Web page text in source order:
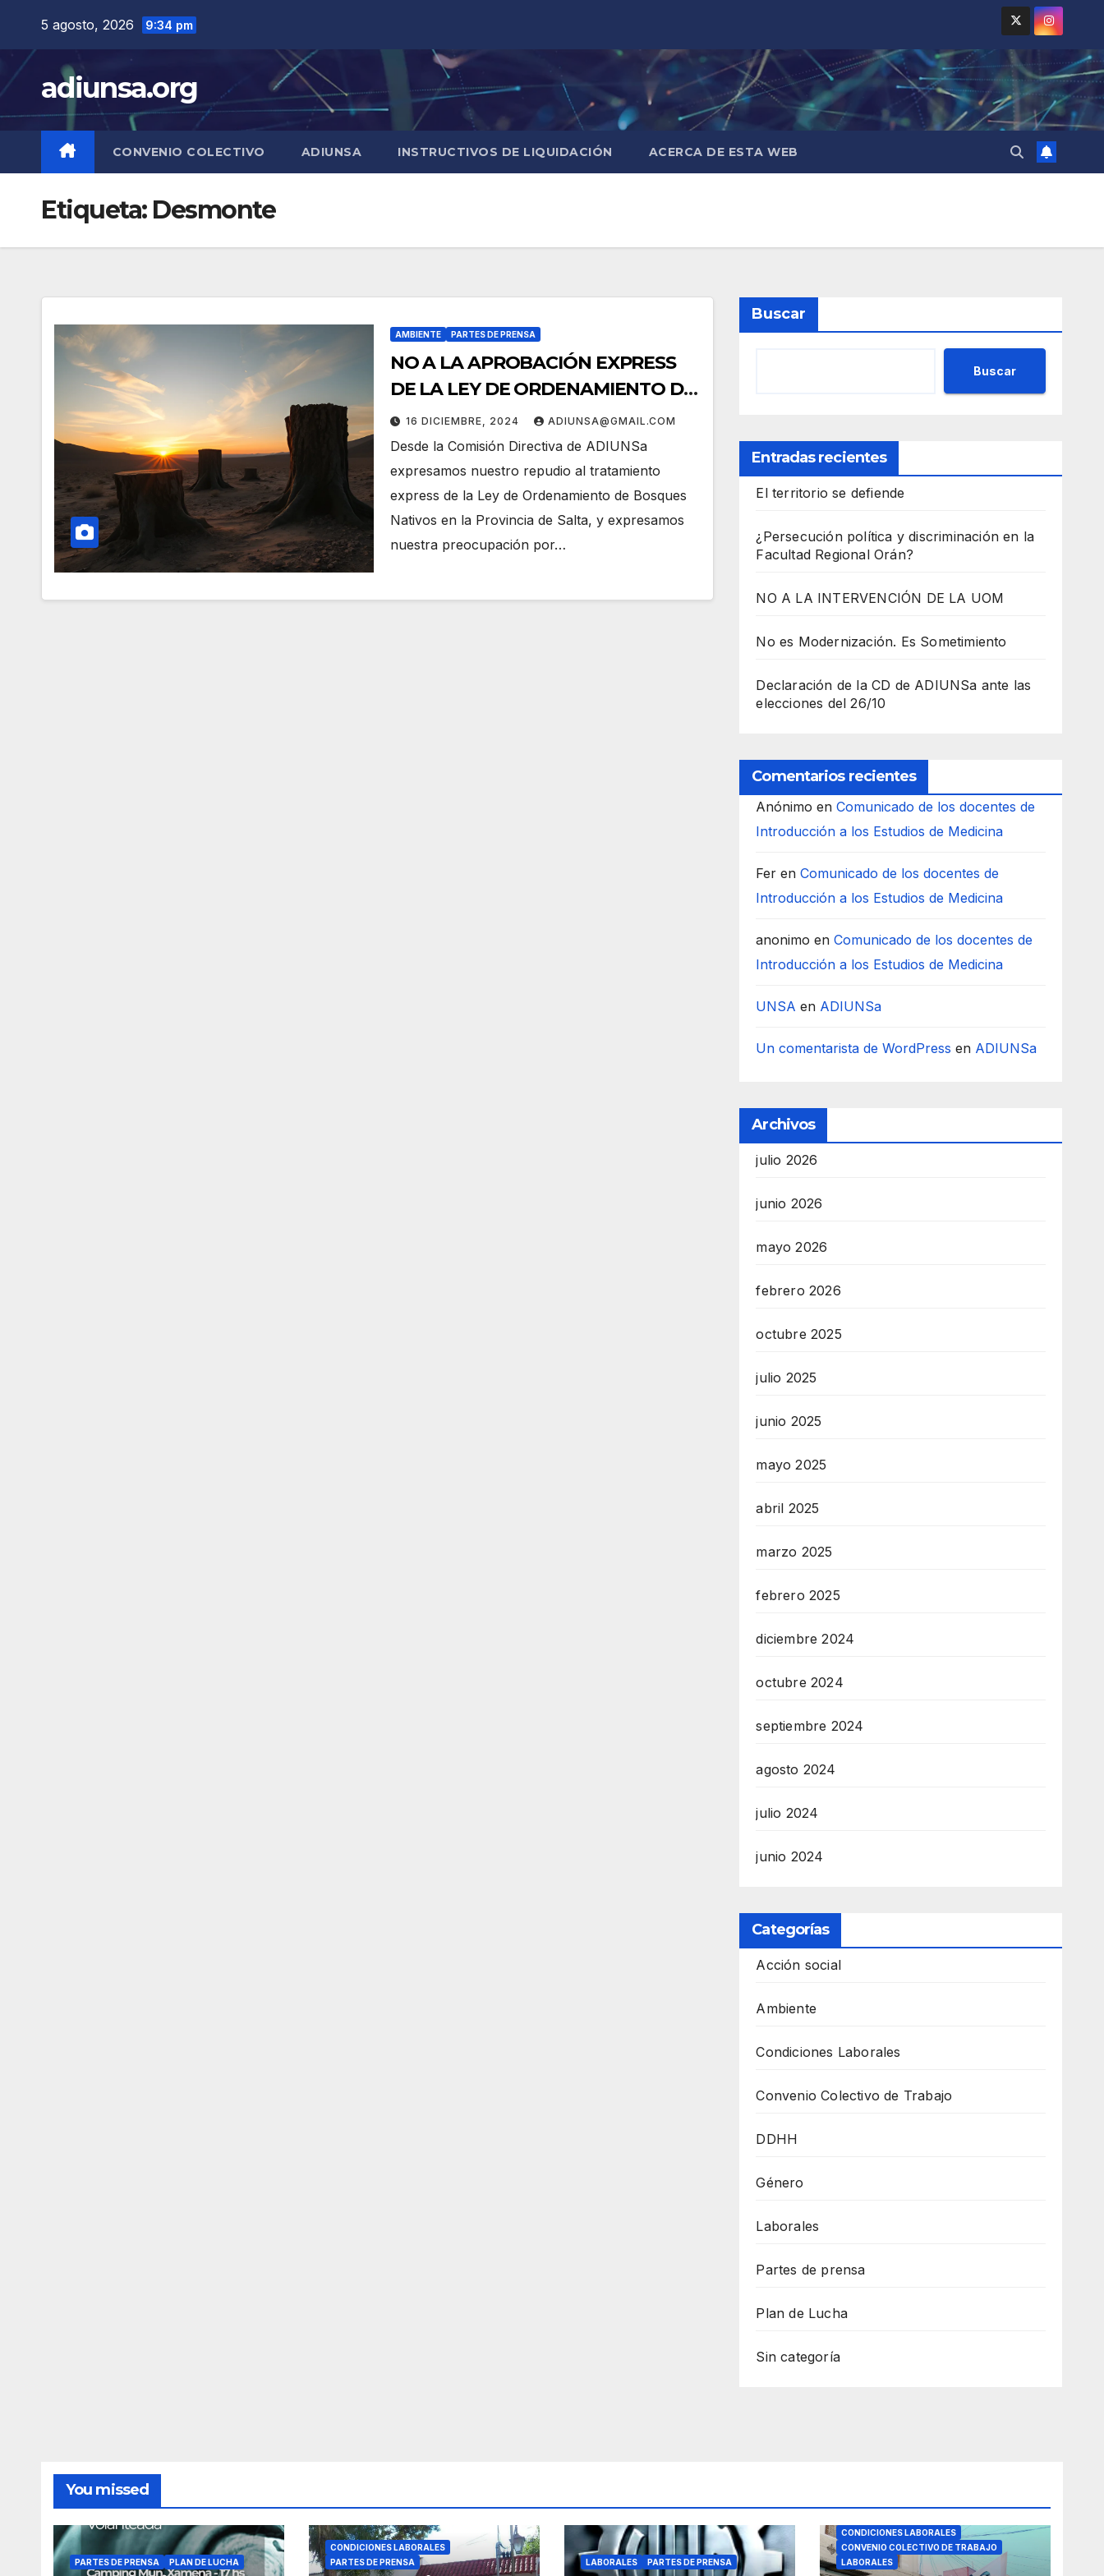
content
5 agosto, 2026 9:34 pm
adiunsa.org
CONVENIO COLECTIVO ADIUNSA INSTRUCTIVOS DE LIQUIDACIÓN ACERCA DE ESTA WEB
Etiqueta: Desmonte
AMBIENTE PARTES DE PRENSA
NO A LA APROBACIÓN EXPRESS
DE LA LEY DE ORDENAMIENTO DE
BOSQUES NATIVOS
16 DICIEMBRE, 2024 ADIUNSA@GMAIL.COM
Desde la Comisión Directiva de ADIUNSa
expresamos nuestro repudio al tratamiento
express de la Ley de Ordenamiento de Bosques
Nativos en la Provincia de Salta, y expresamos
nuestra preocupación por…
Buscar
Buscar
Entradas recientes
El territorio se defiende
¿Persecución política y discriminación en la
Facultad Regional Orán?
NO A LA INTERVENCIÓN DE LA UOM
No es Modernización. Es Sometimiento
Declaración de la CD de ADIUNSa ante las
elecciones del 26/10
Comentarios recientes
Anónimo enComunicado de los docentes de
Introducción a los Estudios de Medicina
Fer enComunicado de los docentes de
Introducción a los Estudios de Medicina
anonimo enComunicado de los docentes de
Introducción a los Estudios de Medicina
UNSA en ADIUNSa
Un comentarista de WordPress en ADIUNSa
Archivos
julio 2026
junio 2026
mayo 2026
febrero 2026
octubre 2025
julio 2025
junio 2025
mayo 2025
abril 2025
marzo 2025
febrero 2025
diciembre 2024
octubre 2024
septiembre 2024
agosto 2024
julio 2024
junio 2024
Categorías
Acción social
Ambiente
Condiciones Laborales
Convenio Colectivo de Trabajo
DDHH
Género
Laborales
Partes de prensa
Plan de Lucha
Sin categoría
You missed
PARTES DE PRENSA PLAN DE LUCHA
CONDICIONES LABORALES
PARTES DE PRENSA
LABORALES PARTES DE PRENSA
CONDICIONES LABORALES
CONVENIO COLECTIVO DE TRABAJO
LABORALES